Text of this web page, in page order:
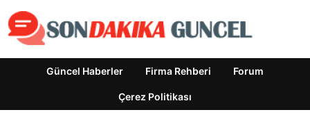
Güncel Haberler Firma Rehberi Forum
Çerez Politikası